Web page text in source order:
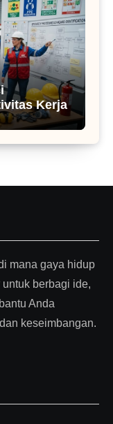
Kerja
mana gaya hidup
berbagi ide,
Anda
keseimbangan.